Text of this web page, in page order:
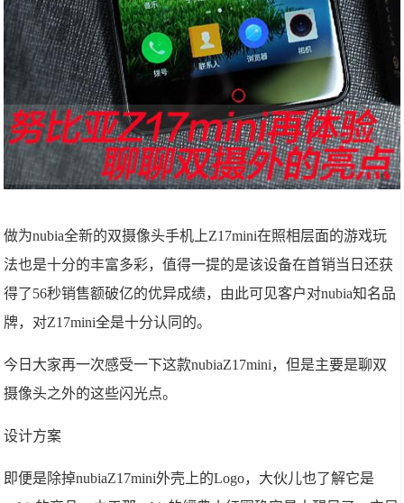
做为nubia全新的双摄像头手机上Z17mini在照相层面的游戏玩
法也是十分的丰富多彩，值得一提的是该设备在首销当日还获
得了56秒销售额破亿的优异成绩，由此可见客户对nubia知名品
牌，对Z17mini全是十分认同的。
今日大家再一次感受一下这款nubiaZ17mini，但是主要是聊双
摄像头之外的这些闪光点。
设计方案
即便是除掉nubiaZ17mini外壳上的Logo，大伙儿也了解它是